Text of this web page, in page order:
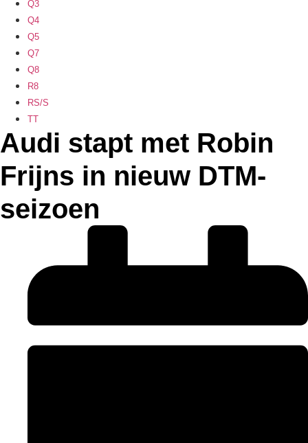
Q3
Q4
Q5
Q7
Q8
R8
RS/S
TT
Audi stapt met Robin
Frijns in nieuw DTM-
seizoen